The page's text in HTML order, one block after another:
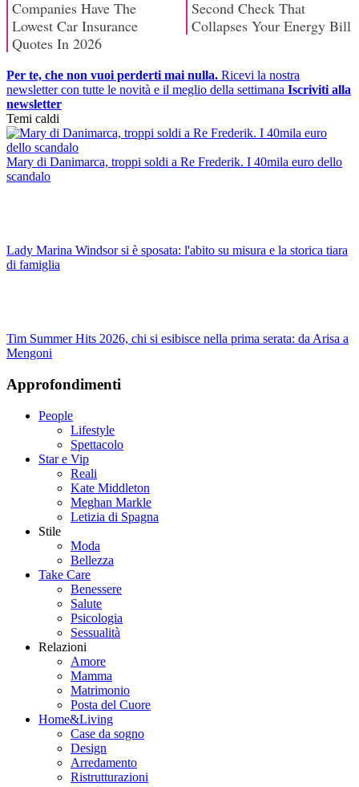
Per te, che non vuoi perderti mai nulla. Ricevi la nostra
newsletter con tutte le novità e il meglio della settimana Iscriviti alla
newsletter
Temi caldi
Mary di Danimarca, troppi soldi a Re Frederik. I 40mila euro dello
scandalo
Lady Marina Windsor si è sposata: l'abito su misura e la storica tiara
di famiglia
Tim Summer Hits 2026, chi si esibisce nella prima serata: da Arisa a
Mengoni
Approfondimenti
People
Lifestyle
Spettacolo
Star e Vip
Reali
Kate Middleton
Meghan Markle
Letizia di Spagna
Stile
Moda
Bellezza
Take Care
Benessere
Salute
Psicologia
Sessualità
Relazioni
Amore
Mamma
Matrimonio
Posta del Cuore
Home&Living
Case da sogno
Design
Arredamento
Ristrutturazioni